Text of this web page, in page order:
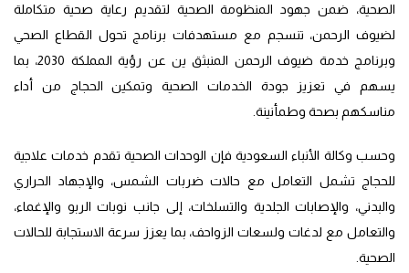
الصحية، ضمن جهود المنظومة الصحية لتقديم رعاية صحية متكاملة
لضيوف الرحمن، تنسجم مع مستهدفات برنامج تحول القطاع الصحي
وبرنامج خدمة ضيوف الرحمن المنبثق ين عن رؤية المملكة 2030، بما
يسهم في تعزيز جودة الخدمات الصحية وتمكين الحجاج من أداء
مناسكهم بصحة وطمأنينة.
وحسب وكالة الأنباء السعودية فإن الوحدات الصحية تقدم خدمات علاجية
للحجاج تشمل التعامل مع حالات ضربات الشمس، والإجهاد الحراري
والبدني، والإصابات الجلدية والتسلخات، إلى جانب نوبات الربو والإغماء،
والتعامل مع لدغات ولسعات الزواحف، بما يعزز سرعة الاستجابة للحالات
الصحية.